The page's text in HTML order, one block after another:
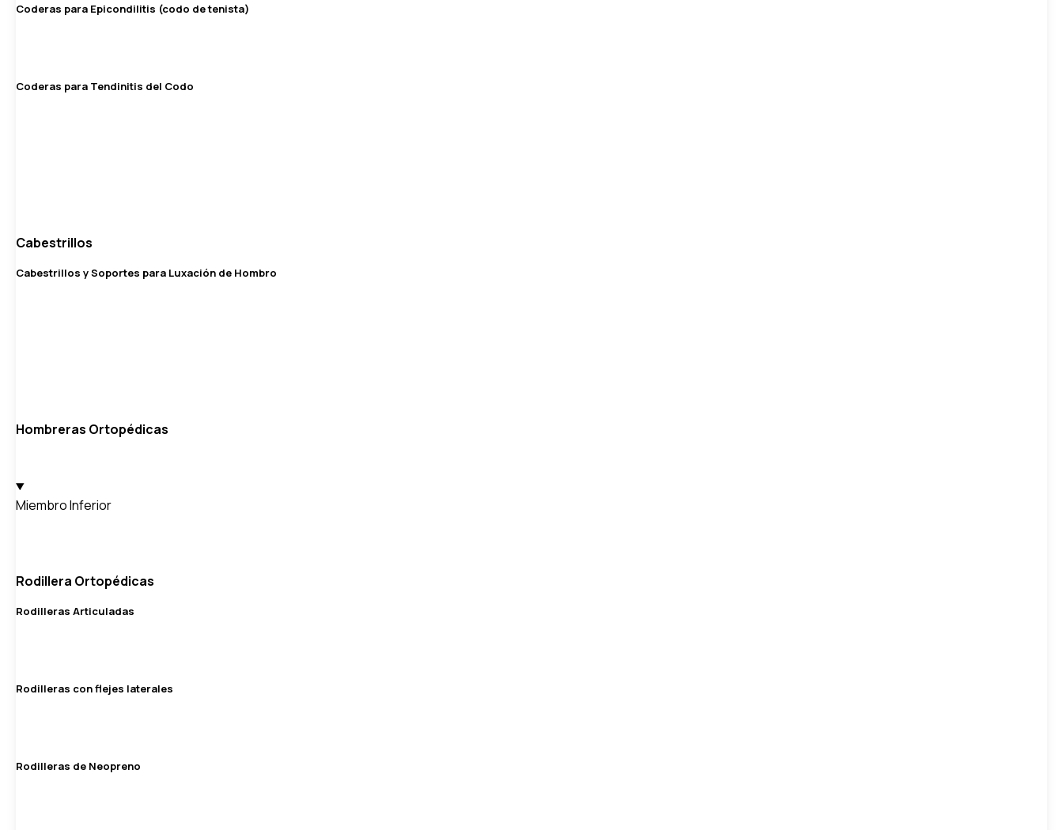
Coderas para Epicondilitis (codo de tenista)
Coderas para Tendinitis del Codo
Cabestrillos
Cabestrillos y Soportes para Luxación de Hombro
Hombreras Ortopédicas
Miembro Inferior
Rodillera Ortopédicas
Rodilleras Articuladas
Rodilleras con flejes laterales
Rodilleras de Neopreno